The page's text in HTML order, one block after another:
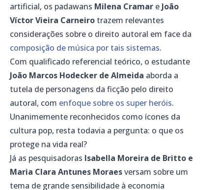
artificial, os padawans Milena Cramar e João
Víctor Vieira Carneiro trazem relevantes
considerações sobre o direito autoral em face da
composição de música por tais sistemas.
Com qualificado referencial teórico, o estudante
João Marcos Hodecker de Almeida aborda a
tutela de personagens da ficção pelo direito
autoral, com enfoque sobre os super heróis.
Unanimemente reconhecidos como ícones da
cultura pop, resta todavia a pergunta: o que os
protege na vida real?
Já as pesquisadoras Isabella Moreira de Britto e
Maria Clara Antunes Moraesversam sobre um
tema de grande sensibilidade à economia